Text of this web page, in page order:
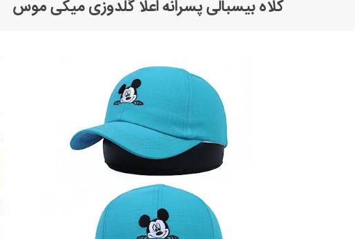
کلاه بیسبالی پسرانه اعلا گلدوزی میکی موس